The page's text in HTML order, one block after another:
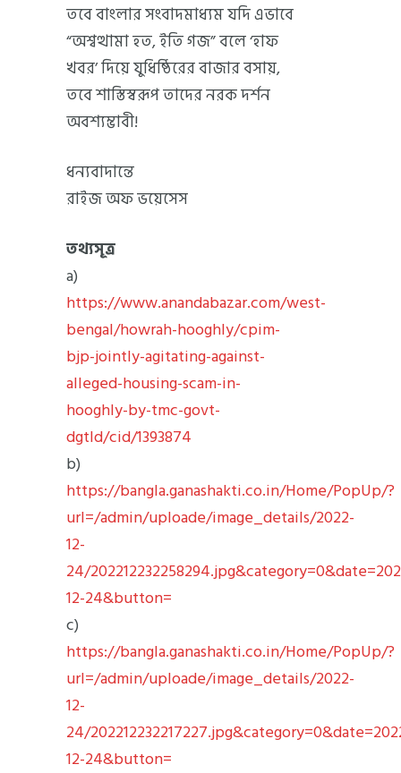
তবে বাংলার সংবাদমাধ্যম যদি এভাবে
“অশ্বত্থামা হত, ইতি গজ” বলে ‘হাফ
খবর’ দিয়ে যুধিষ্ঠিরের বাজার বসায়,
তবে শাস্তিস্বরূপ তাদের নরক দর্শন
অবশ্যম্ভাবী!
ধন্যবাদান্তে
রাইজ অফ ভয়েসেস
তথ্যসূত্র
a)
https://www.anandabazar.com/west-
bengal/howrah-hooghly/cpim-
bjp-jointly-agitating-against-
alleged-housing-scam-in-
hooghly-by-tmc-govt-
dgtld/cid/1393874
b)
https://bangla.ganashakti.co.in/Home/PopUp/?
url=/admin/uploade/image_details/2022-
12-
24/
12-24&button=
c)
https://bangla.ganashakti.co.in/Home/PopUp/?
url=/admin/uploade/image_details/2022-
12-
24/
12-24&button=